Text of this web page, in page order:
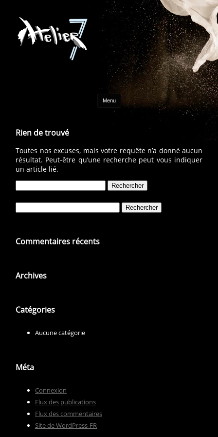
Menu Aller au contenu
Rien de trouvé
Toutes nos excuses, mais votre requête n’a donné aucun
résultat. Peut-être qu’une recherche peut vous indiquer
un article lié.
Commentaires récents
Archives
Catégories
Aucune catégorie
Méta
Connexion
Flux des publications
Flux des commentaires
Site de WordPress-FR